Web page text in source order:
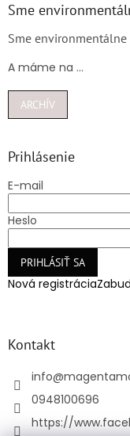
Sme
Sme
A máme na ...
ARCHÍV
Prihlásenie
E-mail
Heslo
PRIHLÁSIŤ SA
Nová registrácia
Kontakt
info@
0948100696
https://